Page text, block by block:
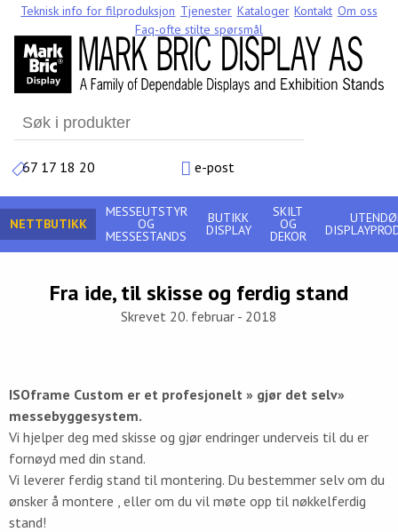
Search
for:
67 17 18 20
e-post
Teknisk info for filproduksjon Tjenester Kataloger Kontakt Om oss
Faq-ofte stilte spørsmål
NETTBUTIKK
MESSEUTSTYR
OG
MESSESTANDS
BUTIKK
DISPLAY
SKILT
OG
DEKOR
Fra ide, til skisse og ferdig stand
Skrevet 20. februar - 2018
ISOframe Custom er et profesjonelt » gjør det selv»
messebyggesystem.
Vi hjelper deg med skisse og gjør endringer underveis til du er
fornøyd med din stand.
Vi leverer ferdig stand til montering. Du bestemmer selv om du
ønsker å montere , eller om du vil møte opp til nøkkelferdig
stand!